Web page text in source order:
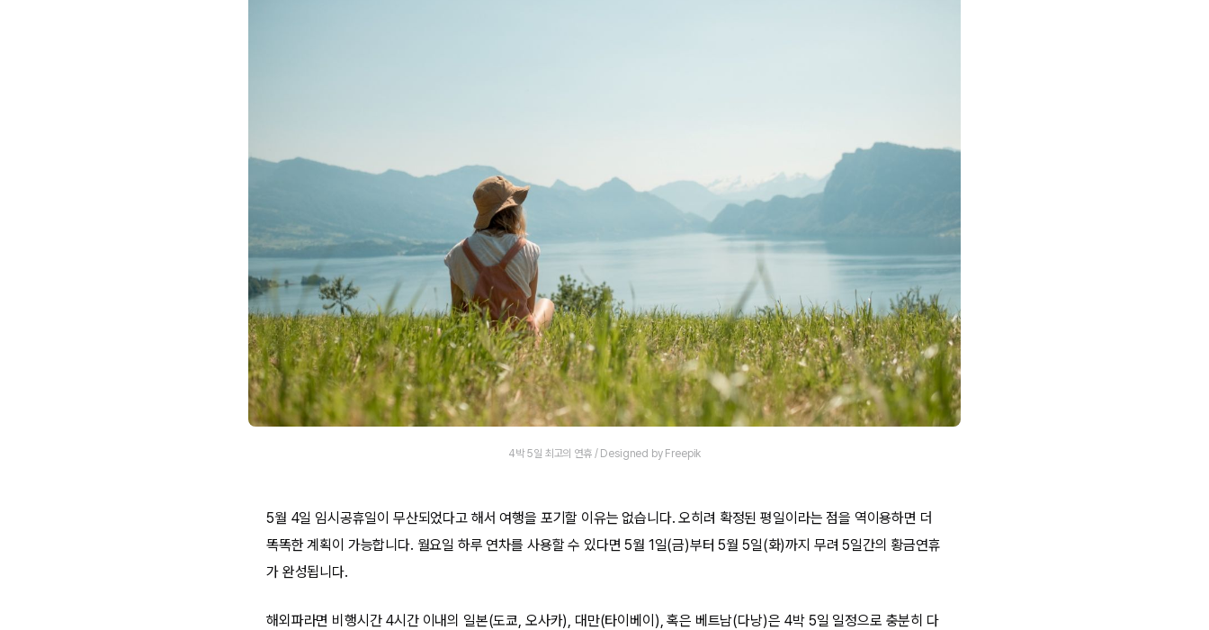
4박 5일 최고의 연휴 / Designed by Freepik
5월 4일 임시공휴일이 무산되었다고 해서 여행을 포기할 이유는 없습니다. 오히려 확정된 평일이라는 점을 역이용하면 더
똑똑한 계획이 가능합니다. 월요일 하루 연차를 사용할 수 있다면 5월 1일(금)부터 5월 5일(화)까지 무려 5일간의 황금연휴
가 완성됩니다.
해외파라면 비행시간 4시간 이내의 일본(도쿄, 오사카), 대만(타이베이), 혹은 베트남(다낭)은 4박 5일 일정으로 충분히 다